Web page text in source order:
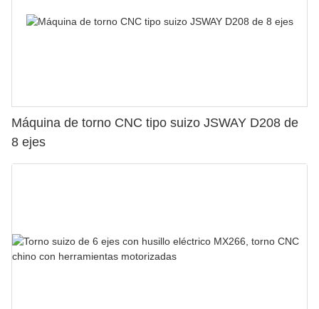
Máquina de torno CNC tipo suizo JSWAY D208 de
8 ejes